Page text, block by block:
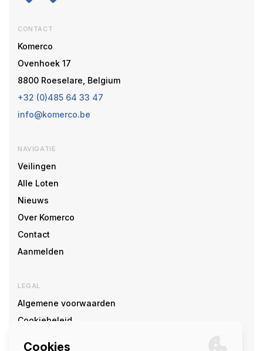
CONTACT
Komerco
Ovenhoek 17
8800 Roeselare, Belgium
+32 (0)485 64 33 47
info@komerco.be
NAVIGATIE
Veilingen
Alle Loten
Nieuws
Over Komerco
Contact
Aanmelden
LEGAL
Algemene voorwaarden
Cookiebeleid